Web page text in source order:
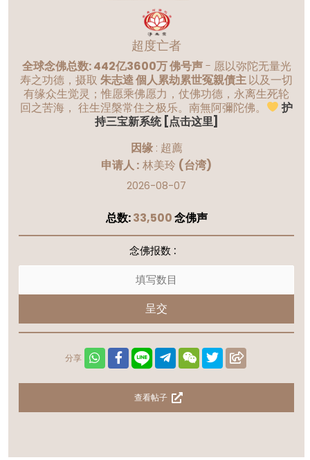
超度亡者
全球念佛总数: 442亿3600万 佛号声- 愿以弥陀无量光
寿之功德，摄取 朱志逵 個人累劫累世冤親債主以及一切
有缘众生觉灵；惟愿乘佛愿力，仗佛功德，永离生死轮
回之苦海， 往生涅槃常住之极乐。南無阿彌陀佛。
护
持三宝新系统 [点击这里]
因缘: 超薦
申请人 : 林美玲 (台湾)
2026-08-07
总数:33,500念佛声
分享
查看帖子
念佛报数 :
呈交